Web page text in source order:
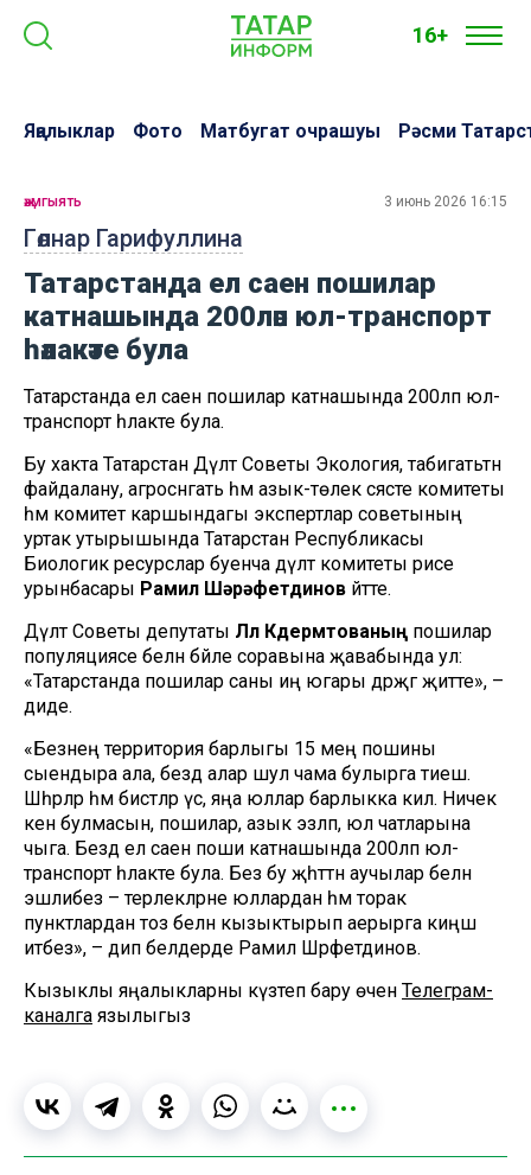
16+
Яңалыклар Фото Матбугат очрашуы Рәсми
Гөлнар Гарифуллина
җәмгыять 3 июнь 2026 16:15
Татарстанда ел саен пошилар
катнашында 200ләп юл-транспорт
һәлакәте була
Татарстанда ел саен пошилар катнашында 200ләп юл-
транспорт һәлакәте була.
Бу хакта Татарстан Дәүләт Советы Экология, табигатьтән
файдалану, агросәнәгать һәм азык-төлек сәясәте комитеты
һәм комитет каршындагы экспертлар советының
уртак утырышында Татарстан Республикасы
Биологик ресурслар буенча дәүләт комитеты рәисе
урынбасары Рамил Шәрәфетдинов әйтте.
Дәүләт Советы депутаты Ләлә Кәдермәтованың пошилар
популяциясе белән бәйле соравына җавабында ул:
«Татарстанда пошилар саны иң югары дәрәҗәгә җитте», –
диде.
«Безнең территория барлыгы 15 мең пошины
сыендыра ала, бездә алар шул чама булырга тиеш.
Шәһәрләр һәм бистәләр үсә, яңа юллар барлыкка килә. Ничек
кенә булмасын, пошилар, азык эзләп, юл чатларына
чыга. Бездә ел саен поши катнашында 200ләп юл-
транспорт һәлакәте була. Без бу җәһәттән аучылар белән
эшлибез – терлекләрне юллардан һәм торак
пунктлардан тоз белән кызыктырып аерырга киңәш
итәбез», – дип белдерде Рамил Шәрәфетдинов.
Кызыклы яңалыкларны күзәтеп бару өчен Телеграм-
каналга язылыгыз